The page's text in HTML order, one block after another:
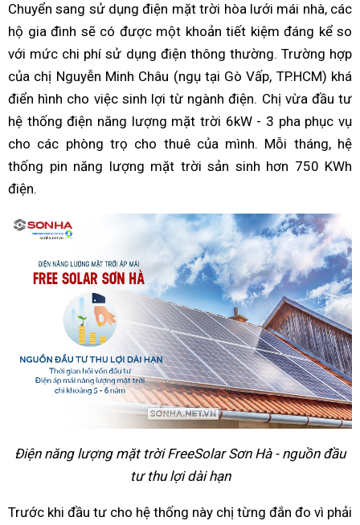
Chuyển sang sử dụng điện mặt trời hòa lưới mái nhà, các
hộ gia đình sẽ có được một khoản tiết kiệm đáng kể so
với mức chi phí sử dụng điện thông thường. Trường hợp
của chị Nguyễn Minh Châu (ngụ tại Gò Vấp, TP.HCM) khá
điển hình cho việc sinh lợi từ ngành điện. Chị vừa đầu tư
hệ thống điện năng lượng mặt trời 6kW - 3 pha phục vụ
cho các phòng trọ cho thuê của mình. Mỗi tháng, hệ
thống pin năng lượng mặt trời sản sinh hơn 750 KWh
điện.
Điện năng lượng mặt trời FreeSolar Sơn Hà - nguồn đầu
tư thu lợi dài hạn
Trước khi đầu tư cho hệ thống này chị từng đắn đo vì phải